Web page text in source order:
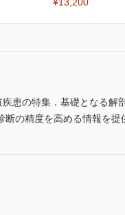
¥13,200
患の特集．基礎となる解
の精度を高める情報を提